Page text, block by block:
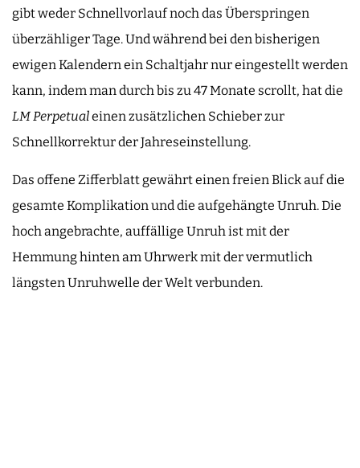
gibt weder Schnellvorlauf noch das Überspringen
überzähliger Tage. Und während bei den bisherigen
ewigen Kalendern ein Schaltjahr nur eingestellt werden
kann, indem man durch bis zu 47 Monate scrollt, hat die
LM Perpetualeinen zusätzlichen Schieber zur
Schnellkorrektur der Jahreseinstellung.
Das offene Zifferblatt gewährt einen freien Blick auf die
gesamte Komplikation und die aufgehängte Unruh. Die
hoch angebrachte, auffällige Unruh ist mit der
Hemmung hinten am Uhrwerk mit der vermutlich
längsten Unruhwelle der Welt verbunden.